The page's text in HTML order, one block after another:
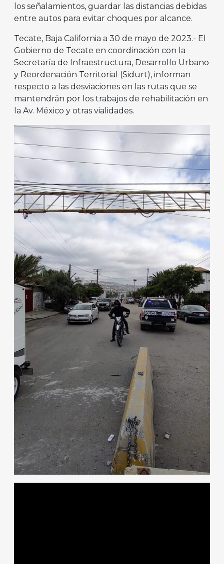
los señalamientos, guardar las distancias debidas
entre autos para evitar choques por alcance.
Tecate, Baja California a 30 de mayo de 2023.- El
Gobierno de Tecate en coordinación con la
Secretaría de Infraestructura, Desarrollo Urbano
y Reordenación Territorial (Sidurt), informan
respecto a las desviaciones en las rutas que se
mantendrán por los trabajos de rehabilitación en
la Av. México y otras vialidades.